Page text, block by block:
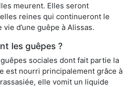
meurent. Elles seront
reines qui continueront le
d’une guêpe à Alissas.
les guêpes ?
sociales dont fait partie la
est nourri principalement grâce à
elle vomit un liquide